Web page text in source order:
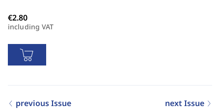
including VAT
previous Issue next Issue